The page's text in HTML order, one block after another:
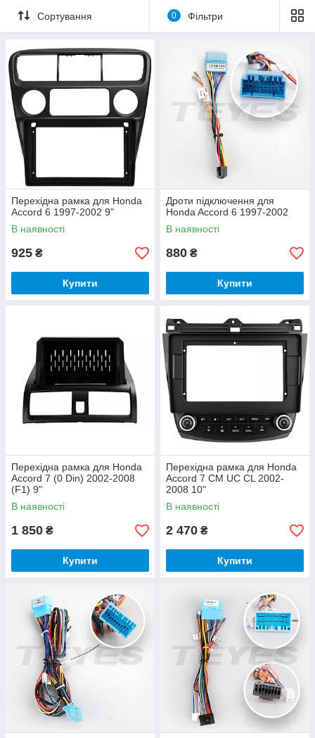
Сортування 0 Фільтри
Перехідна рамка для Honda
Accord 6 1997-2002 9"
В наявності
925 ₴
Купити
Дроти підключення для
Honda Accord 6 1997-2002
В наявності
880 ₴
Купити
Перехідна рамка для Honda
Accord 7 (0 Din) 2002-2008
(F1) 9"
В наявності
1 850 ₴
Купити
Перехідна рамка для Honda
Accord 7 CM UC CL 2002-
2008 10"
В наявності
2 470 ₴
Купити